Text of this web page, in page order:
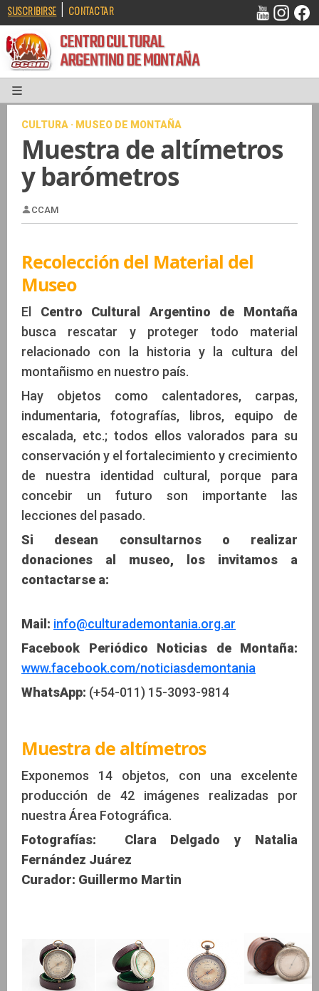
SUSCRIBIRSE | CONTACTAR
CENTRO CULTURAL
ARGENTINO DE MONTAÑA
CULTURA · MUSEO DE MONTAÑA
Muestra de altímetros
y barómetros
CCAM
Recolección del Material del
Museo
El Centro Cultural Argentino de Montaña
busca rescatar y proteger todo material
relacionado con la historia y la cultura del
montañismo en nuestro país.
Hay objetos como calentadores, carpas,
indumentaria, fotografías, libros, equipo de
escalada, etc.; todos ellos valorados para su
conservación y el fortalecimiento y crecimiento
de nuestra identidad cultural, porque para
concebir un futuro son importante las
lecciones del pasado.
Si desean consultarnos o realizar
donaciones al museo, los invitamos a
contactarse a:
Mail: info@culturademontania.org.ar
Facebook Periódico Noticias de Montaña:
www.facebook.com/noticiasdemontania
WhatsApp: (+54-011) 15-3093-9814
Muestra de altímetros
Exponemos 14 objetos, con una excelente
producción de 42 imágenes realizadas por
nuestra Área Fotográfica.
Fotografías: Clara Delgado y Natalia
Fernández Juárez
Curador: Guillermo Martin